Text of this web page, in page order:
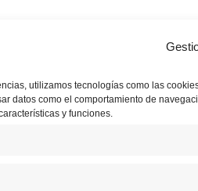
utilizamos tecnologías como las
datos como el comportamiento de
y funciones.